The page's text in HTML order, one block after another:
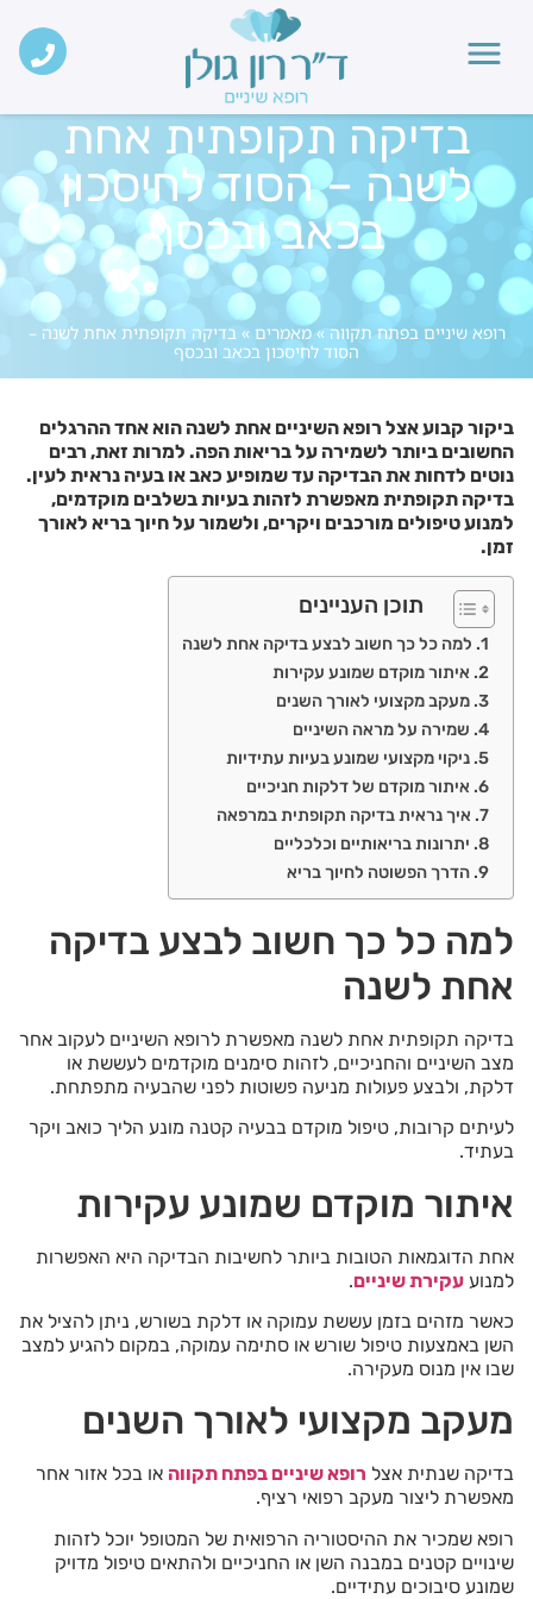
בדיקה תקופתית אחת
לשנה – הסוד לחיסכון
בכאב ובכסף
רופא שיניים בפתח תקווה »מאמרים » בדיקה תקופתית אחת לשנה –
הסוד לחיסכון בכאב ובכסף
ביקור קבוע אצל רופא השיניים אחת לשנה הוא אחד ההרגלים
החשובים ביותר לשמירה על בריאות הפה. למרות זאת, רבים
נוטים לדחות את הבדיקה עד שמופיע כאב או בעיה נראית לעין.
בדיקה תקופתית מאפשרת לזהות בעיות בשלבים מוקדמים,
למנוע טיפולים מורכבים ויקרים, ולשמור על חיוך בריא לאורך
זמן.
תוכן העניינים
למה כל כך חשוב לבצע בדיקה אחת לשנה
איתור מוקדם שמונע עקירות
מעקב מקצועי לאורך השנים
שמירה על מראה השיניים
ניקוי מקצועי שמונע בעיות עתידיות
איתור מוקדם של דלקות חניכיים
איך נראית בדיקה תקופתית במרפאה
יתרונות בריאותיים וכלכליים
הדרך הפשוטה לחיוך בריא
למה כל כך חשוב לבצע בדיקה
אחת לשנה
בדיקה תקופתית אחת לשנה מאפשרת לרופא השיניים לעקוב אחר
מצב השיניים והחניכיים, לזהות סימנים מוקדמים לעששת או
דלקת, ולבצע פעולות מניעה פשוטות לפני שהבעיה מתפתחת.
לעיתים קרובות, טיפול מוקדם בבעיה קטנה מונע הליך כואב ויקר
בעתיד.
איתור מוקדם שמונע עקירות
אחת הדוגמאות הטובות ביותר לחשיבות הבדיקה היא האפשרות
למנוע עקירת שיניים.
כאשר מזהים בזמן עששת עמוקה או דלקת בשורש, ניתן להציל את
השן באמצעות טיפול שורש או סתימה עמוקה, במקום להגיע למצב
שבו אין מנוס מעקירה.
מעקב מקצועי לאורך השנים
בדיקה שנתית אצל רופא שיניים בפתח תקווה או בכל אזור אחר
מאפשרת ליצור מעקב רפואי רציף.
רופא שמכיר את ההיסטוריה הרפואית של המטופל יוכל לזהות
שינויים קטנים במבנה השן או החניכיים ולהתאים טיפול מדויק
שמונע סיבוכים עתידיים.